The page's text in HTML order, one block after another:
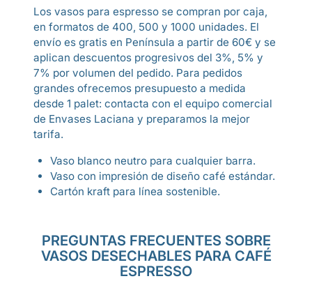
Los vasos para espresso se compran por caja,
en formatos de 400, 500 y 1000 unidades. El
envío es gratis en Península a partir de 60€ y se
aplican descuentos progresivos del 3%, 5% y
7% por volumen del pedido. Para pedidos
grandes ofrecemos presupuesto a medida
desde 1 palet: contacta con el equipo comercial
de Envases Laciana y preparamos la mejor
tarifa.
Vaso blanco neutro para cualquier barra.
Vaso con impresión de diseño café estándar.
Cartón kraft para línea sostenible.
PREGUNTAS FRECUENTES SOBRE
VASOS DESECHABLES PARA CAFÉ
ESPRESSO